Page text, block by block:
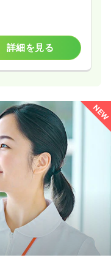
詳細を見る
NEW